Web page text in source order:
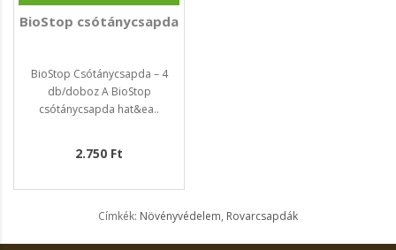
BioStop csótánycsapda
BioStop Csótánycsapda – 4
db/doboz A BioStop
csótánycsapda hat&ea..
2.750 Ft
Címkék: Növényvédelem, Rovarcsapdák